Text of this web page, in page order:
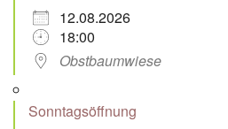
12.08.2026
18:00
Obstbaumwiese
Sonntagsöffnung